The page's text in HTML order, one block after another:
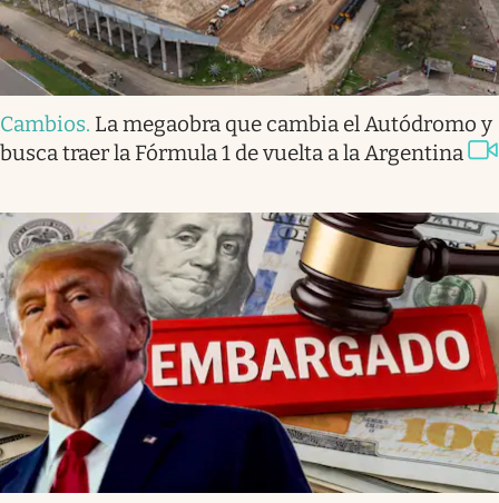
Cambios. La megaobra que cambia el Autódromo y
busca traer la Fórmula 1 de vuelta a la Argentina